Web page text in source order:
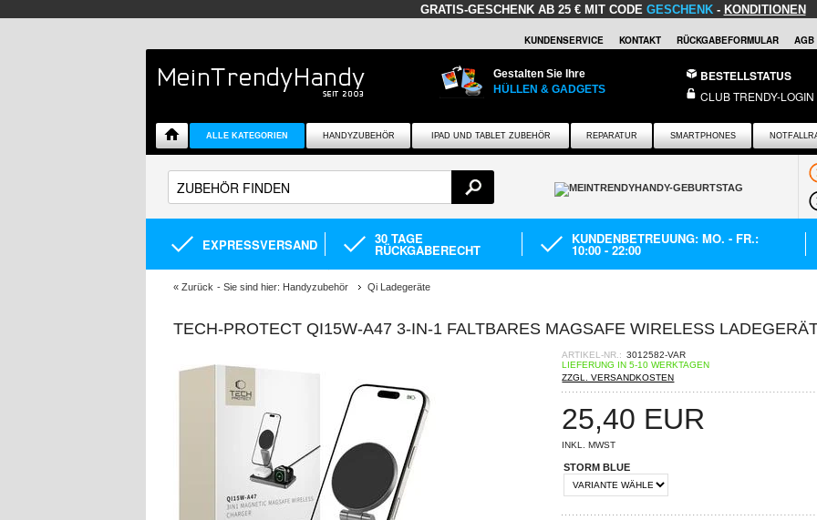
GRATIS-GESCHENK AB 25 € MIT CODE GESCHENK- KONDITIONEN
KUNDENSERVICE KONTAKT RÜCKGABEFORMULAR AGB
Gestalten Sie Ihre
HÜLLEN & GADGETS
BESTELLSTATUS
CLUB TRENDY-LOGIN
ALLE KATEGORIEN HANDYZUBEHÖR IPAD UND TABLET ZUBEHÖR REPARATUR SMARTPHONES
EXPRESSVERSAND 30 TAGE
RÜCKGABERECHT
KUNDENBETREUUNG: MO. - FR.:
10:00 - 22:00
« Zurück - Sie sind hier: Handyzubehör Qi Ladegeräte
TECH-PROTECT QI15W-A47 3-IN-1 FALTBARES MAGSAFE WIRELESS
ARTIKEL-NR.: 3012582-VAR
LIEFERUNG IN 5-10 WERKTAGEN
ZZGL. VERSANDKOSTEN
25,40 EUR
INKL. MWST
STORM BLUE